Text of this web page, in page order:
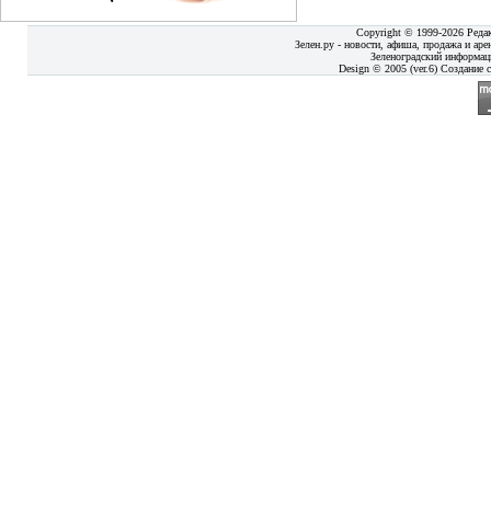
Copyright © 1999-2026
Зелен.ру - новости, афиша, продажа и
Зеленоградский
Design © 2005 (ver.6) Создание